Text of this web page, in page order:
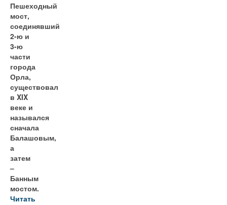
Пешеходный
мост,
соединявший
2-ю и
3-ю
части
города
Орла,
существовал
в XIX
веке и
назывался
сначала
Балашовым,
а
затем
–
Банным
мостом.
Читать